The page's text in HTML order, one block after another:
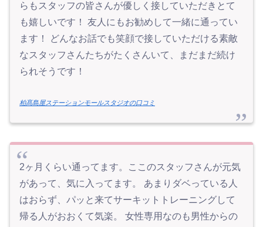
らもスタッフの皆さんが優しく接していただきとて
も嬉しいです！ 友人にもお勧めして一緒に通ってい
ます！ どんなお話でも笑顔で接していただける素敵
なスタッフさんたちがたくさんいて、まだまだ続け
られそうです！
柏髙島屋ステーションモールスタジオの口コミ
2ヶ月くらい通ってます。ここのスタッフさんが元気
があって、気に入ってます。 あまりダベっている人
はおらず、パッと来てサーキットトレーニングして
帰る人がおおくて気楽。 女性専用なのも男性からの